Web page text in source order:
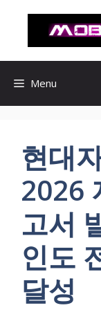
로
Menu
현대
2026
고서
인도
달성